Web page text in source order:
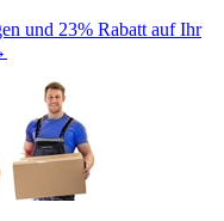
und 23% Rabatt auf Ihr